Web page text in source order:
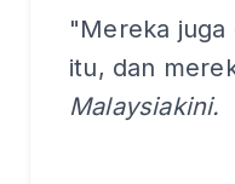
"Mereka juga
itu, dan
Malaysiakini.